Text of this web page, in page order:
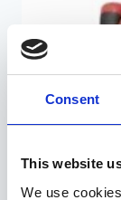
Consent
This website
We use